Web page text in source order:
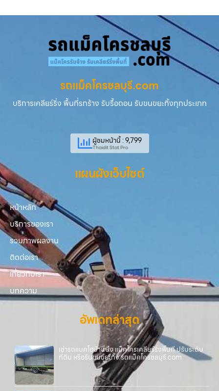
รถแม็คโครชลบุรี.com
บริการเคลียร์ริ่ง พื้นที่รกร้าง รับรื้อถอน รับขนขยะทิ้งทุกประเภท
ผู้ชมหน้านี้ : 9,799
Thaidit Stat Pro
แผนผังเว็บไซต์
หน้าหลัก
บริการของเรา
รวมภาพผลงาน
ติดต่อเรา
เกี่ยวกับเรา
บทความ
อัพเดทล่าสุด
เช่ารถแบคโฮบ้านบึง แม็คโครเคลียร์ริ่งพื้นที่ ปรับระดับ
ที่ดิน หรือรับขนขยะทิ้ง รถแม็คโครชลบุรี.com